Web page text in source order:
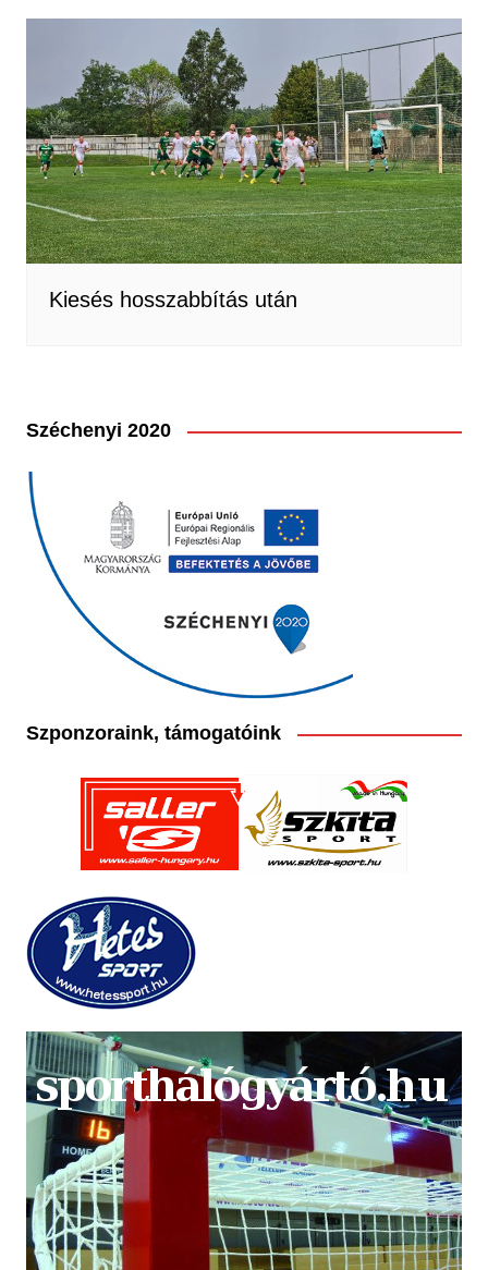
Kiesés hosszabbítás után
Széchenyi 2020
Szponzoraink, támogatóink